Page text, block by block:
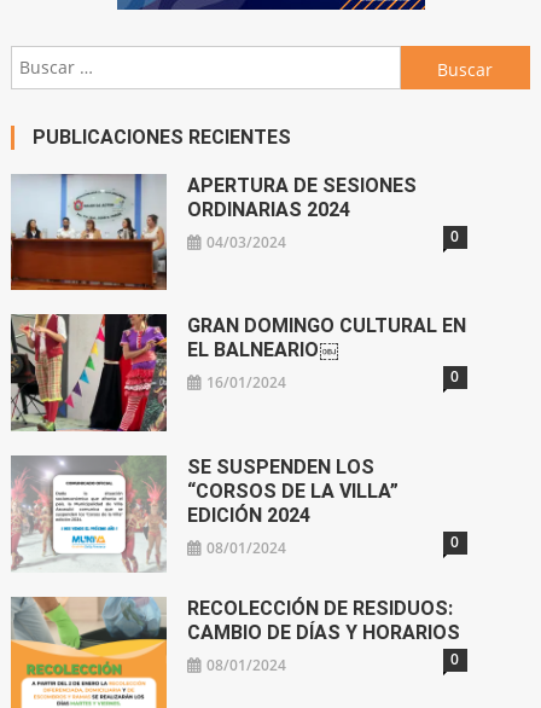
Buscar:
PUBLICACIONES RECIENTES
APERTURA DE SESIONES
ORDINARIAS 2024
04/03/2024 0
GRAN DOMINGO CULTURAL EN
EL BALNEARIO￼
16/01/2024 0
SE SUSPENDEN LOS
“CORSOS DE LA VILLA”
EDICIÓN 2024
08/01/2024 0
RECOLECCIÓN DE RESIDUOS:
CAMBIO DE DÍAS Y HORARIOS
08/01/2024 0